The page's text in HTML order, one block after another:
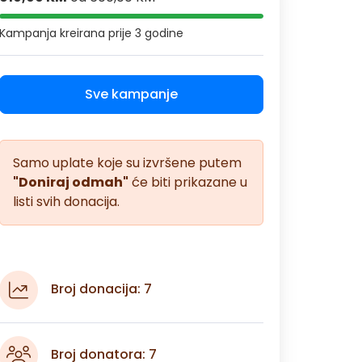
Kampanja kreiranaprije 3 godine
Sve kampanje
Samo uplate koje su izvršene putem
"Doniraj odmah" će biti prikazane u
listi svih donacija.
Broj donacija: 7
Broj donatora: 7